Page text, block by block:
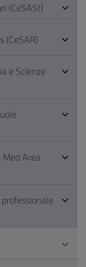
(CeSASt)
(CeSAR)
e Scienze
Area